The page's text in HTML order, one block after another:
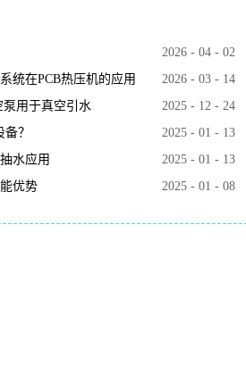
2026 - 04 - 02
统在PCB热压机的应用 2026 - 03 - 14
泵用于真空引水 2025 - 12 - 24
？ 2025 - 01 - 13
水应用 2025 - 01 - 13
优势 2025 - 01 - 08